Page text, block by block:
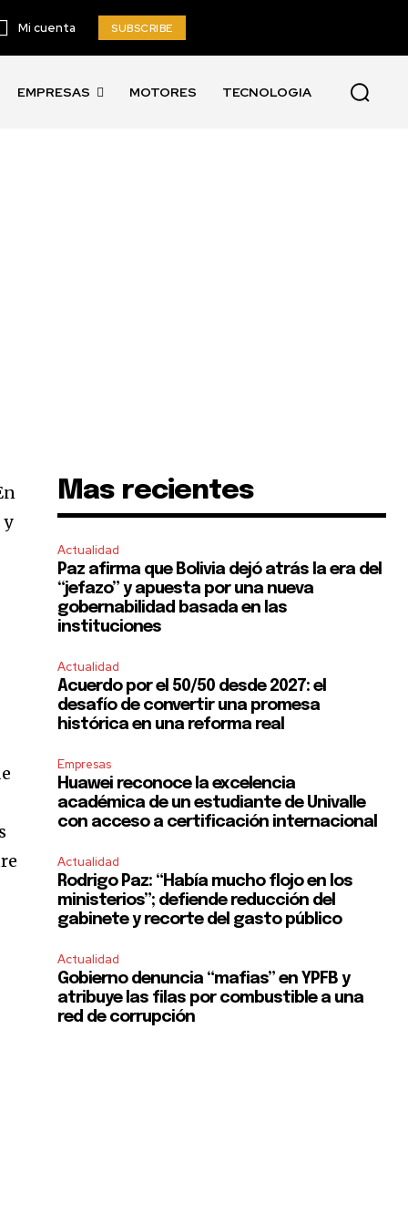
Mi cuenta SUBSCRIBE
EMPRESAS MOTORES TECNOLOGIA
y
Mas recientes
Actualidad
Paz afirma que Bolivia dejó atrás la era del
“jefazo” y apuesta por una nueva
gobernabilidad basada en las
instituciones
Actualidad
Acuerdo por el 50/50 desde 2027: el
desafío de convertir una promesa
histórica en una reforma real
Empresas
Huawei reconoce la excelencia
académica de un estudiante de Univalle
con acceso a certificación internacional
Actualidad
Rodrigo Paz: “Había mucho flojo en los
ministerios”; defiende reducción del
gabinete y recorte del gasto público
Actualidad
Gobierno denuncia “mafias” en YPFB y
atribuye las filas por combustible a una
red de corrupción